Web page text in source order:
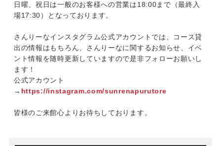
日曜、祝日は一般のお客様への営業は18:00まで（最終入
場17:30）となっております。
さんりーなインスタグラム公式アカウントでは、コース貸
出の情報はもちろん、さんりーなに関するお知らせ、イベ
ント情報を随時更新していますので是非フォローお願いし
ます！
公式アカウント
→ https://instagram.com/sunrenapurutore
皆様のご来館心よりお待ちしております。